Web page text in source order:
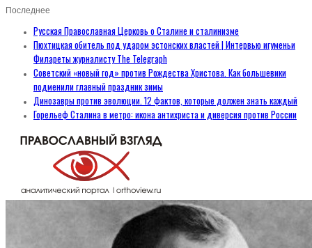
Последнее
Русская Православная Церковь о Сталине и сталинизме
Пюхтицкая обитель под ударом эстонских властей | Интервью игуменьи
Филареты журналисту The Telegraph
Советский «новый год» против Рождества Христова. Как большевики
подменили главный праздник зимы
Динозавры против эволюции. 12 фактов, которые должен знать каждый
Горельеф Сталина в метро: икона антихриста и диверсия против России